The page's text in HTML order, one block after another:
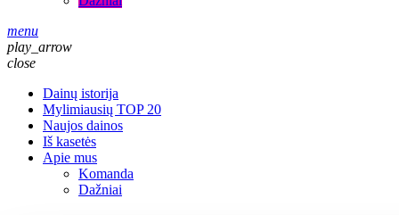
menu
play_arrow
close
Dainų istorija
Mylimiausių TOP 20
Naujos dainos
Iš kasetės
Apie mus
Komanda
Dažniai